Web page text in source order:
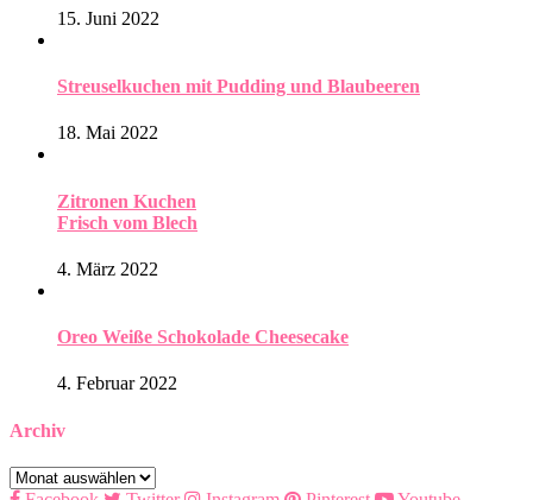
15. Juni 2022
Streuselkuchen mit Pudding und Blaubeeren
18. Mai 2022
Zitronen Kuchen
Frisch vom Blech
4. März 2022
Oreo Weiße Schokolade Cheesecake
4. Februar 2022
Archiv
Archiv